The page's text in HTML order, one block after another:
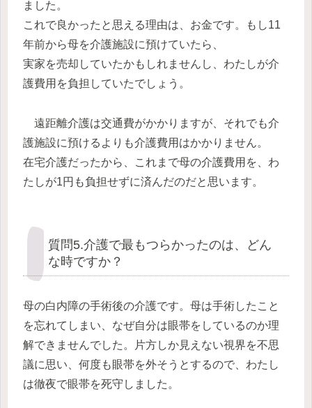
ました。
これで良かったと思える理由は、お金です。もし11
年前から母を介護施設に預けていたら、
実家を売却していたかもしれませんし、わたしが介
護費用を負担していたでしょう。
遠距離介護は交通費がかかりますが、それでも介
護施設に預けるよりも介護費用はかかりません。
在宅介護だったから、これまで母の介護費用を、わ
たしが1円も負担せずに済んだのだと思います。
質問5.介護で最もつらかったのは、どん
な時ですか？
母の白内障の手術後の介護です。母は手術したこと
を忘れてしまい、なぜ自分は眼帯をしているのか理
解できませんでした。片方しか見えない視界を不思
議に思い、何度も眼帯を外そうとするので、わたし
は徹夜で眼帯を死守しました。